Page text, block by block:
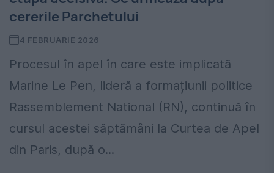
cererile Parchetului
4 FEBRUARIE 2026
Procesul în apel în care este implicată
Marine Le Pen, lideră a formațiunii politice
Rassemblement National (RN), continuă în
cursul acestei săptămâni la Curtea de Apel
din Paris, după o...